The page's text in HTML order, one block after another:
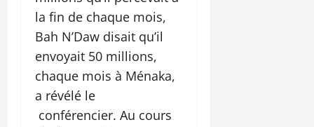
la fin de chaque mois,
Bah N’Daw disait qu’il
envoyait 50 millions,
chaque mois à Ménaka,
a révélé le
conférencier. Au cours